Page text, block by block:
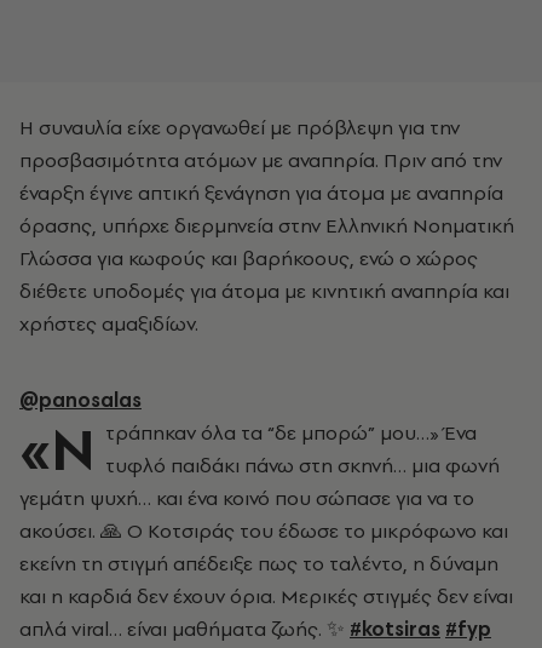
Η συναυλία είχε οργανωθεί με πρόβλεψη για την
προσβασιμότητα ατόμων με αναπηρία. Πριν από την
έναρξη έγινε απτική ξενάγηση για άτομα με αναπηρία
όρασης, υπήρχε διερμηνεία στην Ελληνική Νοηματική
Γλώσσα για κωφούς και βαρήκοους, ενώ ο χώρος
διέθετε υποδομές για άτομα με κινητική αναπηρία και
χρήστες αμαξιδίων.
@panosalas
«Ν τράπηκαν όλα τα “δε μπορώ” μου…» Ένα
τυφλό παιδάκι πάνω στη σκηνή… μια φωνή
γεμάτη ψυχή… και ένα κοινό που σώπασε για να το
ακούσει. 🙏 Ο Κοτσιράς του έδωσε το μικρόφωνο και
εκείνη τη στιγμή απέδειξε πως το ταλέντο, η δύναμη
και η καρδιά δεν έχουν όρια. Μερικές στιγμές δεν είναι
απλά viral… είναι μαθήματα ζωής. ✨ #kotsiras #fyp